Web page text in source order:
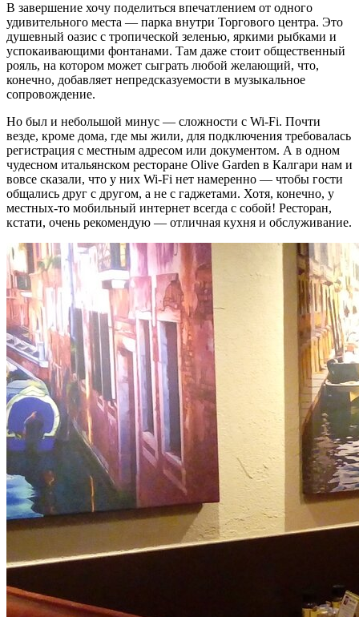
В завершение хочу поделиться впечатлением от одного
удивительного места — парка внутри Торгового центра. Это
душевный оазис с тропической зеленью, яркими рыбками и
успокаивающими фонтанами. Там даже стоит общественный
рояль, на котором может сыграть любой желающий, что,
конечно, добавляет непредсказуемости в музыкальное
сопровождение.
Но был и небольшой минус — сложности с Wi-Fi. Почти
везде, кроме дома, где мы жили, для подключения требовалась
регистрация с местным адресом или документом. А в одном
чудесном итальянском ресторане Olive Garden в Калгари нам и
вовсе сказали, что у них Wi-Fi нет намеренно — чтобы гости
общались друг с другом, а не с гаджетами. Хотя, конечно, у
местных-то мобильный интернет всегда с собой! Ресторан,
кстати, очень рекомендую — отличная кухня и обслуживание.